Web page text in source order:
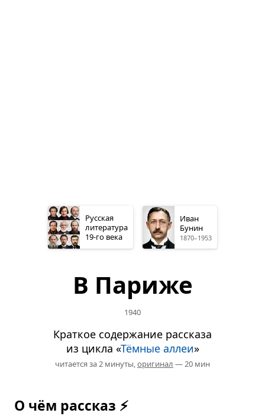
Русская
литература
19-го века
Иван
Бунин
1870–1953
В Париже
1940
Краткое содержание рассказа
из цикла «Тёмные аллеи»
читается за 2 минуты,оригинал — 20 мин
О чём рассказ ⚡